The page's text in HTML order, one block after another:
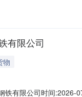
有限公司
物
铁有限公司时间